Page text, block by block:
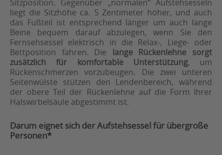
Sitzposition. Gegenüber „normalen“ Aufstehsesseln
liegt die Sitzhöhe ca. 5 Zentimeter höher, und auch
das Fußteil ist entsprechend länger um auch lange
Beine bequem darauf abzulegen, wenn Sie den
Fernsehsessel elektrisch in die Relax-, Liege- oder
Bettposition fahren. Die lange Rückenlehne sorgt
zusätzlich für komfortable Unterstützung, um
Rückenschmerzen vorzubeugen. Die zwei unteren
Seitenwülste stützen den Lendenbereich, während
der obere Teil der Rückenlehne auf die Form Ihrer
Halswirbelsäule abgestimmt ist.
Darum eignet sich der Aufstehsessel für übergroße
Personen*